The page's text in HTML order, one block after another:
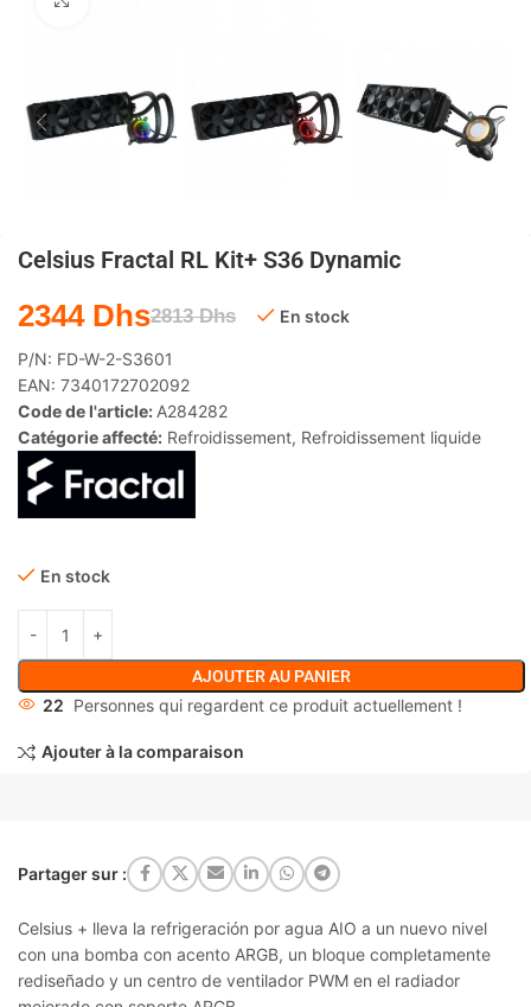
Celsius Fractal RL Kit+ S36 Dynamic
2813Dhs
2344 Dhs En stock
P/N: FD-W-2-S3601
EAN: 7340172702092
Code de l'article: A284282
Catégorie affecté: Refroidissement, Refroidissement liquide
En stock
AJOUTER AU PANIER
22 Personnes qui regardent ce produit actuellement !
Ajouter à la comparaison
Partager sur :
Celsius + lleva la refrigeración por agua AIO a un nuevo nivel
con una bomba con acento ARGB, un bloque completamente
rediseñado y un centro de ventilador PWM en el radiador